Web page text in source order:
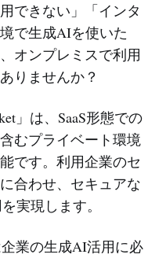
できない」「インタ
で生成AIを使いた
オンプレミスで利用
りませんか？
」は、SaaS形態での
むプライベート環境
です。利用企業のセ
合わせ、セキュアな
実現します。
業の生成AI活用に必